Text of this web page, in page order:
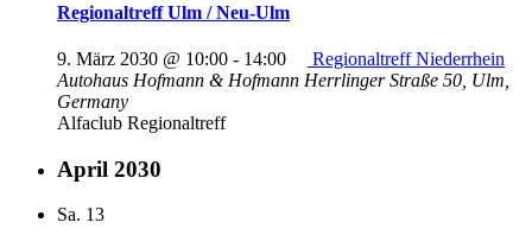
Regionaltreff Ulm / Neu-Ulm
9. März 2030 @ 10:00 - 14:00
Regionaltreff Niederrhein
Autohaus Hofmann & Hofmann Herrlinger Straße 50, Ulm,
Germany
Alfaclub Regionaltreff
April 2030
Sa. 13